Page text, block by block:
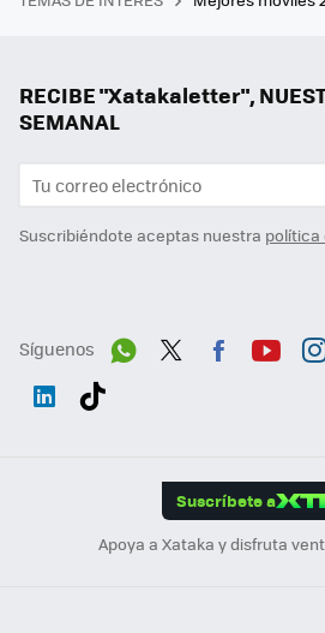
RECIBE "Xatakaletter",
SEMANAL
Suscribiéndote aceptas nuestra política
Síguenos
Suscríbete a
Apoya a Xataka y disfruta